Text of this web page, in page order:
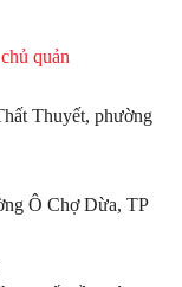
quản
Thuyết, phường
Ô Chợ Dừa, TP